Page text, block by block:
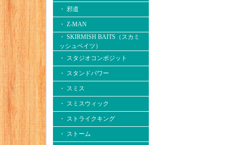
・ 邪道
・ Z-MAN
・ SKIRMISH BAITS（スカミ
ッシュベイツ）
・ スタジオコンポジット
・ スタンドパワー
・ スミス
・ スミスウィック
・ ストライクキング
・ ストーム